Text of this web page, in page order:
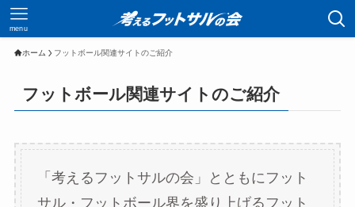
menu
ホーム フットボール関連サイトのご紹介
フットボール関連サイトのご紹介
「考えるフットサルの会」とともにフット
サル・フットボール界を盛り上げるフット